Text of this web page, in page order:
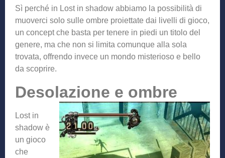
Sì perché in Lost in shadow abbiamo la possibilità di
muoverci solo sulle ombre proiettate dai livelli di gioco,
un concept che basta per tenere in piedi un titolo del
genere, ma che non si limita comunque alla sola
trovata, offrendo invece un mondo misterioso e bello
da scoprire.
Desolazione e ombre
Lost in
shadow è
un gioco
che